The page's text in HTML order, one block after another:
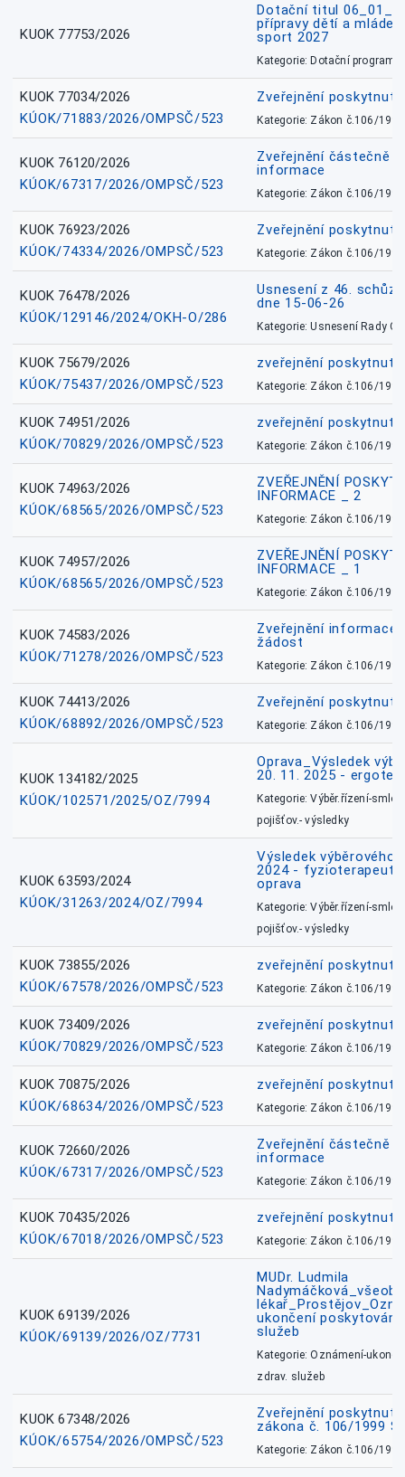
KUOK 77753/2026
Dotační titul
přípravy dětí a
sport 2027
Kategorie: Dotační
KUOK 77034/2026
KÚOK/71883/2026/OMPSČ/523
Zveřejnění
Kategorie: Zákon č.106/1999
KUOK 76120/2026
KÚOK/67317/2026/OMPSČ/523
Zveřejnění částečně
informace
Kategorie: Zákon č.106/1999
KUOK 76923/2026
KÚOK/74334/2026/OMPSČ/523
Zveřejnění
Kategorie: Zákon č.106/1999
KUOK 76478/2026
KÚOK/129146/2024/OKH-O/286
Usnesení z 46.
dne 15-06-26
Kategorie: Usnesení Rady
KUOK 75679/2026
KÚOK/75437/2026/OMPSČ/523
zveřejnění
Kategorie: Zákon č.106/1999
KUOK 74951/2026
KÚOK/70829/2026/OMPSČ/523
zveřejnění
Kategorie: Zákon č.106/1999
KUOK 74963/2026
KÚOK/68565/2026/OMPSČ/523
ZVEŘEJNĚNÍ
INFORMACE _ 2
Kategorie: Zákon č.106/1999
KUOK 74957/2026
KÚOK/68565/2026/OMPSČ/523
ZVEŘEJNĚNÍ
INFORMACE _ 1
Kategorie: Zákon č.106/1999
KUOK 74583/2026
KÚOK/71278/2026/OMPSČ/523
Zveřejnění informace
žádost
Kategorie: Zákon č.106/1999
KUOK 74413/2026
KÚOK/68892/2026/OMPSČ/523
Zveřejnění
Kategorie: Zákon č.106/1999
KUOK 134182/2025
KÚOK/102571/2025/OZ/7994
Oprava_Výsledek
20. 11. 2025 -
Kategorie: Výběr.řízení-
pojišťov.- výsledky
KUOK 63593/2024
KÚOK/31263/2024/OZ/7994
Výsledek výběrového
2024 - fyzioterapeut,
oprava
Kategorie: Výběr.řízení-
pojišťov.- výsledky
KUOK 73855/2026
KÚOK/67578/2026/OMPSČ/523
zveřejnění
Kategorie: Zákon č.106/1999
KUOK 73409/2026
KÚOK/70829/2026/OMPSČ/523
zveřejnění
Kategorie: Zákon č.106/1999
KUOK 70875/2026
KÚOK/68634/2026/OMPSČ/523
zveřejnění
Kategorie: Zákon č.106/1999
KUOK 72660/2026
KÚOK/67317/2026/OMPSČ/523
Zveřejnění částečně
informace
Kategorie: Zákon č.106/1999
KUOK 70435/2026
KÚOK/67018/2026/OMPSČ/523
zveřejnění
Kategorie: Zákon č.106/1999
KUOK 69139/2026
KÚOK/69139/2026/OZ/7731
MUDr. Ludmila
ukončení
služeb
Kategorie: Oznámení-
zdrav. služeb
KUOK 67348/2026
KÚOK/65754/2026/OMPSČ/523
Zveřejnění
zákona č. 106/1999
Kategorie: Zákon č.106/1999